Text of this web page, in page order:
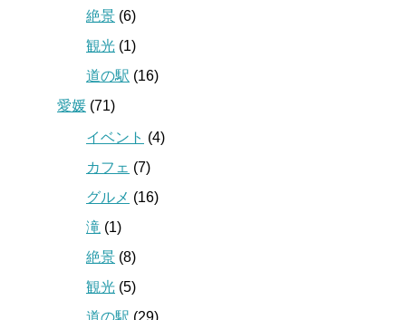
絶景 (6)
観光 (1)
道の駅 (16)
愛媛 (71)
イベント (4)
カフェ (7)
グルメ (16)
滝 (1)
絶景 (8)
観光 (5)